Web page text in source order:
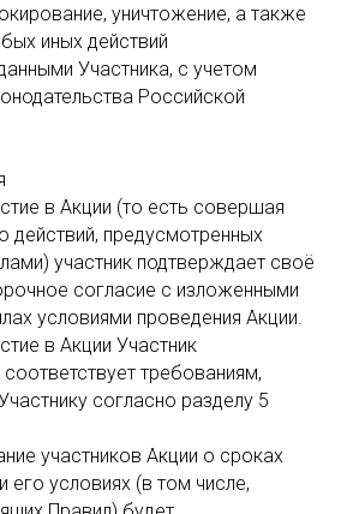
уничтожение, а также
иных действий
Участника, с учетом
Российской
в Акции (то есть совершая
действий, предусмотренных
участник подтверждает своё
согласие с изложенными
условиями проведения Акции.
в Акции Участник
требованиям,
согласно разделу 5
участников Акции о сроках
его условиях (в том числе,